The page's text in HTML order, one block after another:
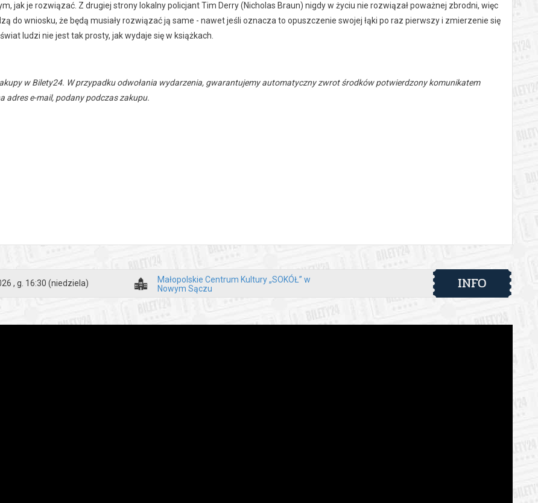
jak je rozwiązać. Z drugiej strony lokalny policjant Tim Derry (Nicholas Braun) nigdy w życiu nie rozwiązał poważnej zbrodni, więc
do wniosku, że będą musiały rozwiązać ją same - nawet jeśli oznacza to opuszczenie swojej łąki po raz pierwszy i zmierzenie się
ludzi nie jest tak prosty, jak wydaje się w książkach.
w Bilety24. W przypadku odwołania wydarzenia, gwarantujemy automatyczny zwrot środków potwierdzony komunikatem
adres e-mail, podany podczas zakupu.
, g. 16:30 (niedziela)
Małopolskie Centrum Kultury „SOKÓŁ” w
Nowym Sączu
INFO